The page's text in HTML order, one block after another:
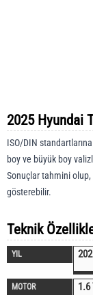
2025 Hyundai
ISO/DIN
boy ve büyük boy
Sonuçlar tahmini
gösterebilir.
Teknik
YIL
MOTOR 1.6